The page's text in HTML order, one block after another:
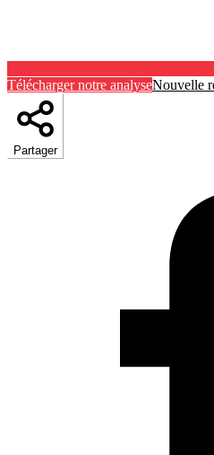
Télécharger notre analyseNouvelle
Partager